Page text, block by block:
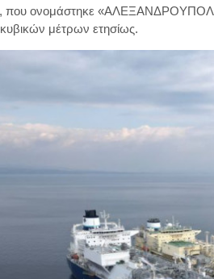
ονομάστηκε «ΑΛΕΞΑΝΔΡΟΥΠΟΛΙΣ»
μέτρων ετησίως.